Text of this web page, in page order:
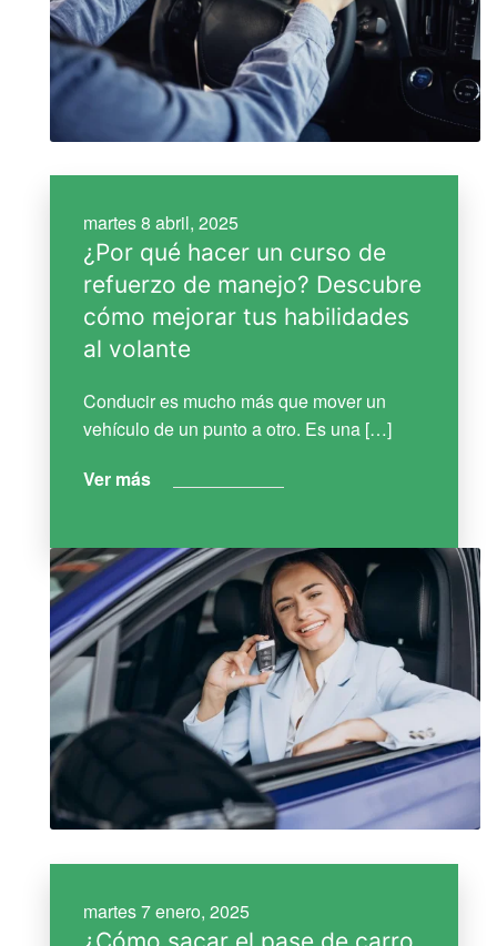
martes 8 abril, 2025
¿Por qué hacer un curso de
refuerzo de manejo? Descubre
cómo mejorar tus habilidades
al volante
Conducir es mucho más que mover un
vehículo de un punto a otro. Es una […]
Ver más
martes 7 enero, 2025